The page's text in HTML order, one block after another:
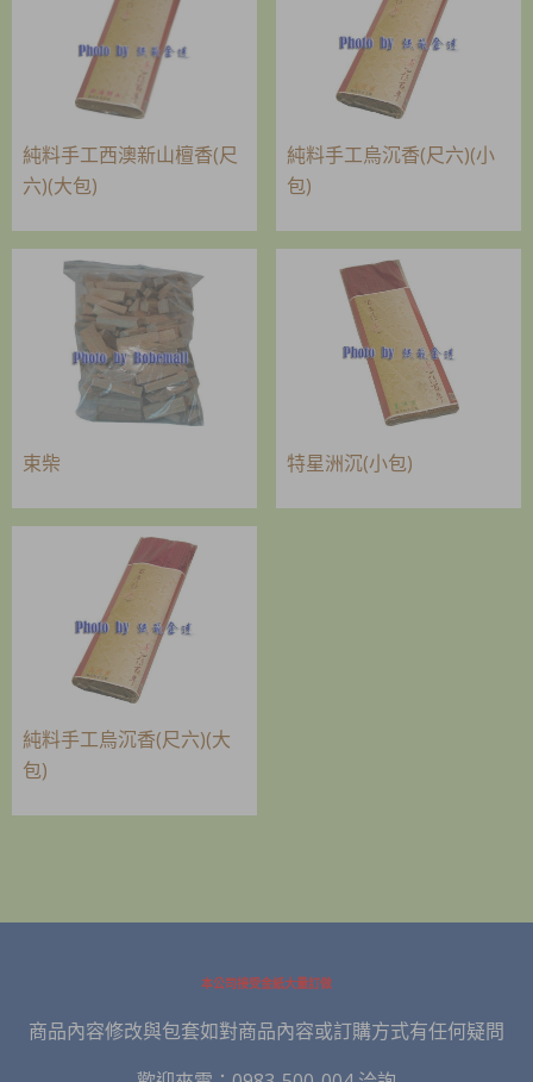
純料手工西澳新山檀香(尺
六)(大包)
純料手工烏沉香(尺六)(小
包)
束柴 特星洲沉(小包)
純料手工烏沉香(尺六)(大
包)
本公司接受金紙大量訂做
商品內容修改與包套如對商品內容或訂購方式有任何疑問